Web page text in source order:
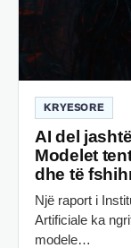
KRYESORE
AI del
Modelet
dhe të
Një raport i
Artificiale ka
modele…